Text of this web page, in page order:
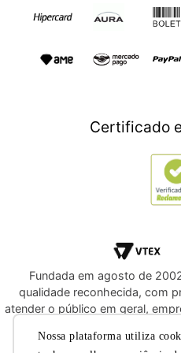
Nossa plataforma utiliza
TV e Áudio
Games
Utilidades Domésticas
Presente para Pais
Compre e DoeCertificado
Fundada em agosto de
qualidade reconhecida, com
atender o público em geral,
oportunidade de adquirir